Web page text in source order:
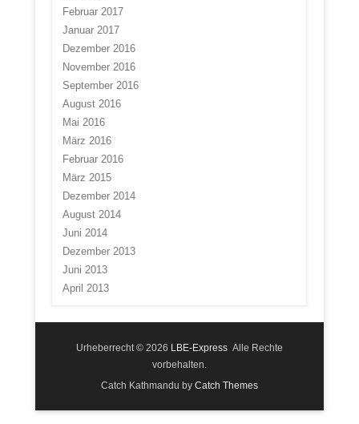
Februar 2017
Januar 2017
Dezember 2016
November 2016
September 2016
August 2016
Mai 2016
März 2016
Februar 2016
März 2015
Dezember 2014
August 2014
Juni 2014
Dezember 2013
Juni 2013
April 2013
Urheberrecht © 2026 LBE-Express Alle Rechte
vorbehalten.
Catch Kathmandu by Catch Themes